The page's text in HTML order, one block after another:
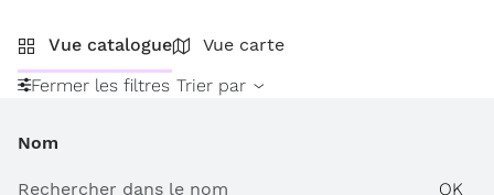
Vue catalogue
Vue carte
Fermer les filtres Trier par
Nom